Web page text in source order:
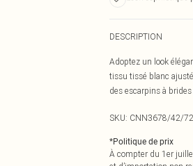
DESCRIPTION
Adoptez un look
tissu tissé blanc
des escarpins à
SKU: CNN3678/42/72
*Politique de prix
À compter du 1er